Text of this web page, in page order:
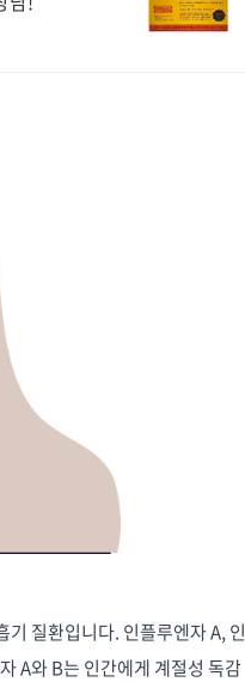
기 질환입니다. 인플루엔자 A, 인
A와 B는 인간에게 계절성 독감